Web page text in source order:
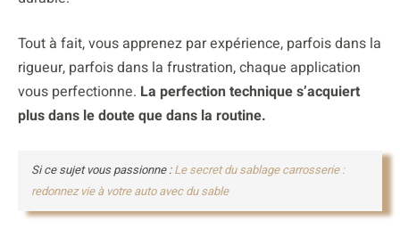
Tout à fait, vous apprenez par expérience, parfois dans la
rigueur, parfois dans la frustration, chaque application
vous perfectionne. La perfection technique s’acquiert
plus dans le doute que dans la routine.
Si ce sujet vous passionne :Le secret du sablage carrosserie :
redonnez vie à votre auto avec du sable